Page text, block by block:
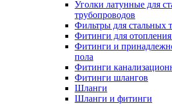
Уголки латунные для
трубопроводов
Фильтры для стальных
Фитинги для
Фитинги и
пола
Фитинги
Фитинги шлангов
Шланги
Шланги и фитинги